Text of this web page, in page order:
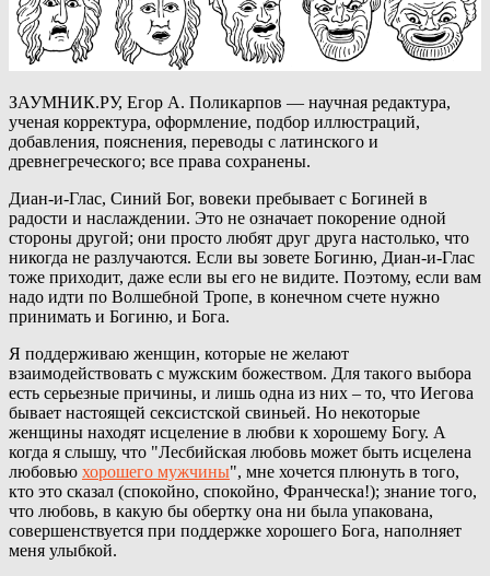
ЗАУМНИК.РУ, Егор А. Поликарпов — научная редактура,
ученая корректура, оформление, подбор иллюстраций,
добавления, пояснения, переводы с латинского и
древнегреческого; все права сохранены.
Диан-и-Глас, Синий Бог, вовеки пребывает с Богиней в
радости и наслаждении. Это не означает покорение одной
стороны другой; они просто любят друг друга настолько, что
никогда не разлучаются. Если вы зовете Богиню, Диан-и-Глас
тоже приходит, даже если вы его не видите. Поэтому, если вам
надо идти по Волшебной Тропе, в конечном счете нужно
принимать и Богиню, и Бога.
Я поддерживаю женщин, которые не желают
взаимодействовать с мужским божеством. Для такого выбора
есть серьезные причины, и лишь одна из них – то, что Иегова
бывает настоящей сексистской свиньей. Но некоторые
женщины находят исцеление в любви к хорошему Богу. А
когда я слышу, что "Лесбийская любовь может быть исцелена
любовью хорошего мужчины", мне хочется плюнуть в того,
кто это сказал (спокойно, спокойно, Франческа!); знание того,
что любовь, в какую бы обертку она ни была упакована,
совершенствуется при поддержке хорошего Бога, наполняет
меня улыбкой.